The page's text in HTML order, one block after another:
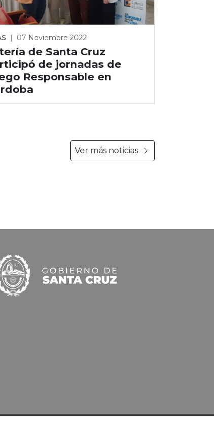
| 07 Noviembre 2022
de Santa Cruz
de jornadas de
Responsable en
Ver más noticias